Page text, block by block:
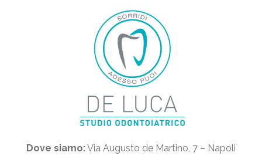
Dove siamo:Via Augusto de Martino, 7 – Napoli